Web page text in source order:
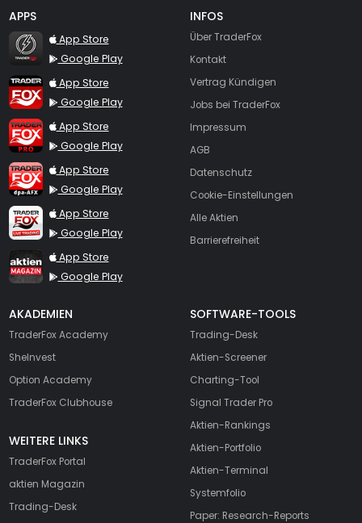
APPS
TraderFox Flash
App Store
Google Play
TraderFox App
App Store
Google Play
TraderFox Pro
App Store
Google Play
TraderFox dpa-AFX ProFeed
App Store
Google Play
TraderFox Live Trading
App Store
Google Play
TraderFox aktien Magazin
App Store
Google Play
INFOS
Über TraderFox
Kontakt
Vertrag Kündigen
Jobs bei TraderFox
Impressum
AGB
Datenschutz
Cookie-Einstellungen
Alle Aktien
Barrierefreiheit
AKADEMIEN
TraderFox Academy
SheInvest
Option Academy
TraderFox Clubhouse
WEITERE LINKS
TraderFox Portal
aktien Magazin
Trading-Desk
SOFTWARE-TOOLS
Trading-Desk
Aktien-Screener
Charting-Tool
Signal Trader Pro
Aktien-Rankings
Aktien-Portfolio
Aktien-Terminal
Systemfolio
Paper: Research-Reports